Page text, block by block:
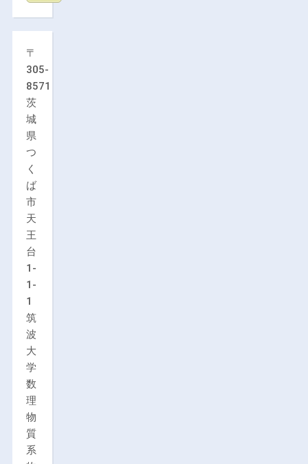
〒
305-
8571
茨
城
県
つ
く
ば
市
天
王
台
1-
1-
1
筑
波
大
学
数
理
物
質
系